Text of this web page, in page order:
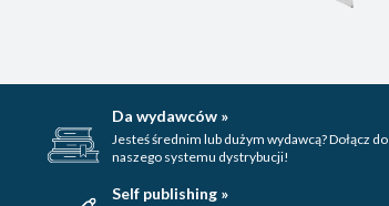
Da wydawców »
Jesteś średnim lub dużym wydawcą? Dołącz do
naszego systemu dystrybucji!
Self publishing »